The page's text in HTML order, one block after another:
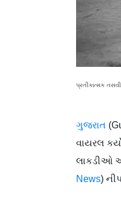
પ્રતીકાત્મક
ગુજરાત
વાયરલ
લાકડીઓ
News)